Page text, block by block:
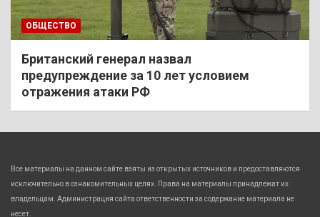
ОБЩЕСТВО
Британский генерал назвал
предупреждение за 10 лет условием
отражения атаки РФ
Все материалы на данном сайте взяты из открытых источников и предоставляются
исключительно в ознакомительных целях. Права на материалы принадлежат их
владельцам. Администрация сайта ответственности за содержание материала не
несет.